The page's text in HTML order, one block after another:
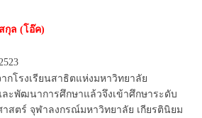
กุล (โอ๊ค)
2523
กโรงเรียนสาธิตแห่งมหาวิทยาลัย
ะพัฒนาการศึกษาแล้วจึงเข้าศึกษาระดับ
สตร์ จุฬาลงกรณ์มหาวิทยาลัย เกียรตินิยม